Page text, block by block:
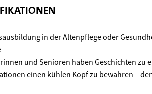
in der Altenpflege oder
und Senioren haben Geschichten zu
einen kühlen Kopf zu bewahren –